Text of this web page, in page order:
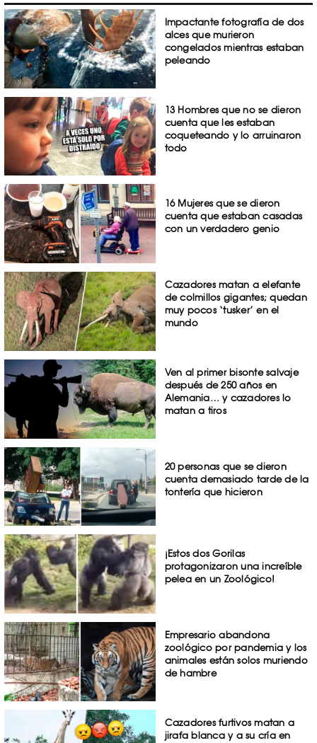
Impactante fotografía de dos
alces que murieron
congelados mientras estaban
peleando
13 Hombres que no se dieron
cuenta que les estaban
coqueteando y lo arruinaron
todo
16 Mujeres que se dieron
cuenta que estaban casadas
con un verdadero genio
Cazadores matan a elefante
de colmillos gigantes; quedan
muy pocos ‘tusker’ en el
mundo
Ven al primer bisonte salvaje
después de 250 años en
Alemania… y cazadores lo
matan a tiros
20 personas que se dieron
cuenta demasiado tarde de la
tontería que hicieron
¡Estos dos Gorilas
protagonizaron una increíble
pelea en un Zoológico!
Empresario abandona
zoológico por pandemia y los
animales están solos muriendo
de hambre
Cazadores furtivos matan a
jirafa blanca y a su cría en